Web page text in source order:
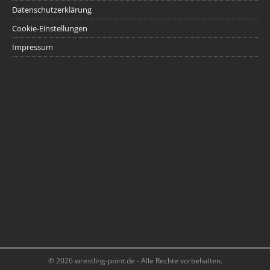
Datenschutzerklärung
Cookie-Einstellungen
Impressum
© 2026 wrestling-point.de - Alle Rechte vorbehalten.